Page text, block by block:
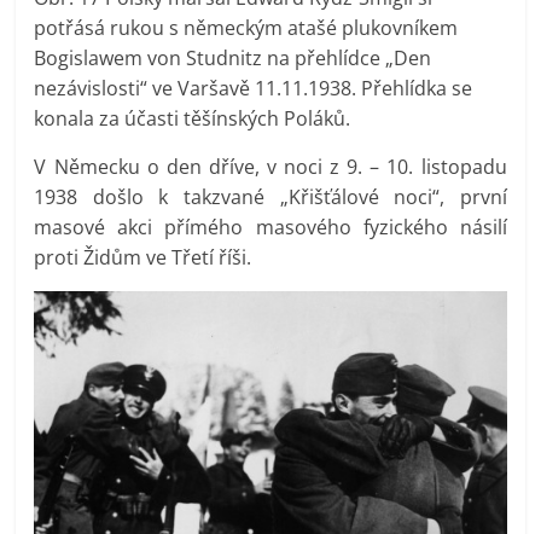
potřásá rukou s německým atašé plukovníkem
Bogislawem von Studnitz na přehlídce „Den
nezávislosti“ ve Varšavě 11.11.1938. Přehlídka se
konala za účasti těšínských Poláků.
V Německu o den dříve, v noci z 9. – 10. listopadu
1938 došlo k takzvané „Křišťálové noci“, první
masové akci přímého masového fyzického násilí
proti Židům ve Třetí říši.